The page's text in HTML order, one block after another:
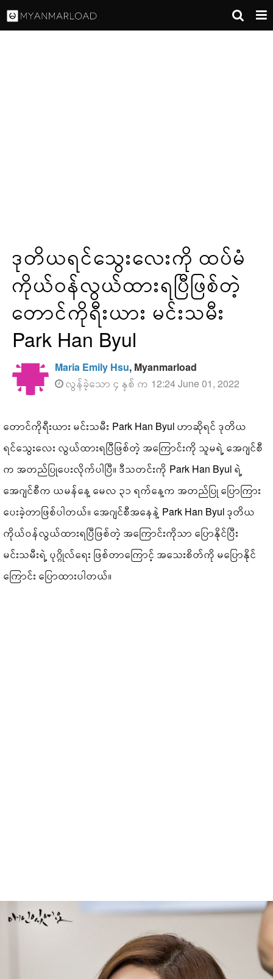
ဒုတိယရင်သွေးလေးကို ထပ်မံ
ကိုယ်ဝန်လွယ်ထားရပြီဖြစ်တဲ့
တောင်ကိုရီးယား မင်းသမီး
Park Han Byul
Maria Emily Hsu, Myanmarload
လွန်ခဲ့သော ၄ နှစ် က 12:24 June 01, 2022
တောင်ကိုရီးယား မင်းသမီး Park Han Byul ဟာဆိုရင် ဒုတိယ
ရင်သွေးလေး လွယ်ထားရပြီဖြစ်တဲ့ အကြောင်းကို သူမရဲ့ အေဂျင်စီ
က အတည်ပြုပေးလိုက်ပါပြီ။ ဒီသတင်းကို Park Han Byul ရဲ့
အေဂျင်စီက ယမန်နေ့ မေလ ၃၁ ရက်နေ့က အတည်ပြု ပြောကြား
ပေးခဲ့တာဖြစ်ပါတယ်။ အေဂျင်စီအနေနဲ့ Park Han Byul ဒုတိယ
ကိုယ်ဝန်လွယ်ထားရပြီဖြစ်တဲ့ အကြောင်းကိုသာ ပြောနိုင်ပြီး
မင်းသမီးရဲ့ ပုဂ္ဂိုလ်ရေး ဖြစ်တာကြောင့် အသေးစိတ်ကို မပြောနိုင်
ကြောင်း ပြောထားပါတယ်။